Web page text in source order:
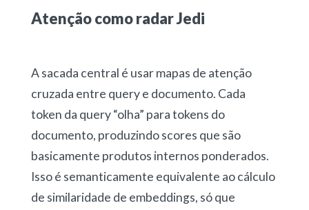
Atenção como radar Jedi
A sacada central é usar mapas de atenção
cruzada entre query e documento. Cada
token da query “olha” para tokens do
documento, produzindo scores que são
basicamente produtos internos ponderados.
Isso é semanticamente equivalente ao cálculo
de similaridade de embeddings, só que